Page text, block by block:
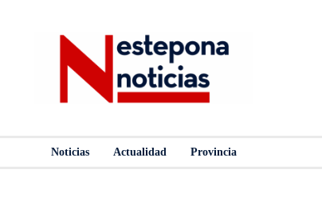
Noticias Actualidad Provincia